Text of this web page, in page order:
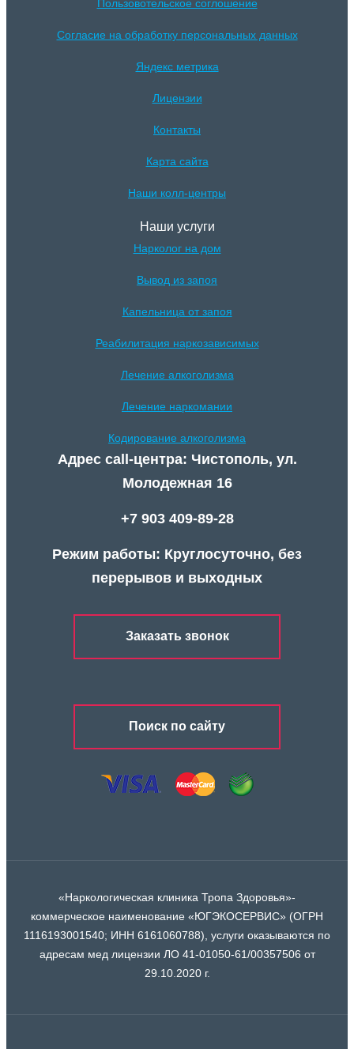
Пользовотельское соглошение
Согласие на обработку персональных данных
Яндекс метрика
Лицензии
Контакты
Карта сайта
Наши колл-центры
Наши услуги
Нарколог на дом
Вывод из запоя
Капельница от запоя
Реабилитация наркозависимых
Лечение алкоголизма
Лечение наркомании
Кодирование алкоголизма
Адрес call-центра: Чистополь, ул.
Молодежная 16
+7 903 409-89-28
Режим работы: Круглосуточно, без
перерывов и выходных
Заказать звонок
Поиск по сайту
«Наркологическая клиника Тропа Здоровья»-
коммерческое наименование «ЮГЭКОСЕРВИС» (ОГРН
1116193001540; ИНН 6161060788), услуги оказываются по
адресам мед лицензии ЛО 41-01050-61/00357506 от
29.10.2020 г.